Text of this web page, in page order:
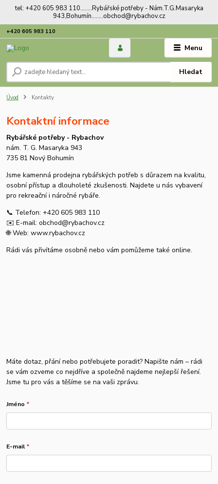
tel: +420 605 983 110........Rybářské potřeby - Nám.T.G.Masaryka
943,Bohumín........obchod@rybachov.cz
Menu
Hledat
+420 605 983 110
Úvod Kontakty
Kontaktní informace
Rybářské potřeby - Rybachov
nám. T. G. Masaryka 943
735 81 Nový Bohumín
Jsme kamenná prodejna rybářských potřeb s důrazem na kvalitu,
osobní přístup a dlouholeté zkušenosti. Najdete u nás vybavení
pro rekreační i náročné rybáře.
📞 Telefon: +420 605 983 110
✉️ E-mail: obchod@rybachov.cz
🌐 Web: www.rybachov.cz
Rádi vás přivítáme osobně nebo vám pomůžeme také online.
Máte dotaz, přání nebo potřebujete poradit? Napište nám – rádi
se vám ozveme co nejdříve a společně najdeme nejlepší řešení.
Jsme tu pro vás a těšíme se na vaši zprávu.
Jméno *
E-mail *